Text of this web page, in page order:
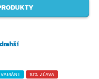
10% ZĽAVA